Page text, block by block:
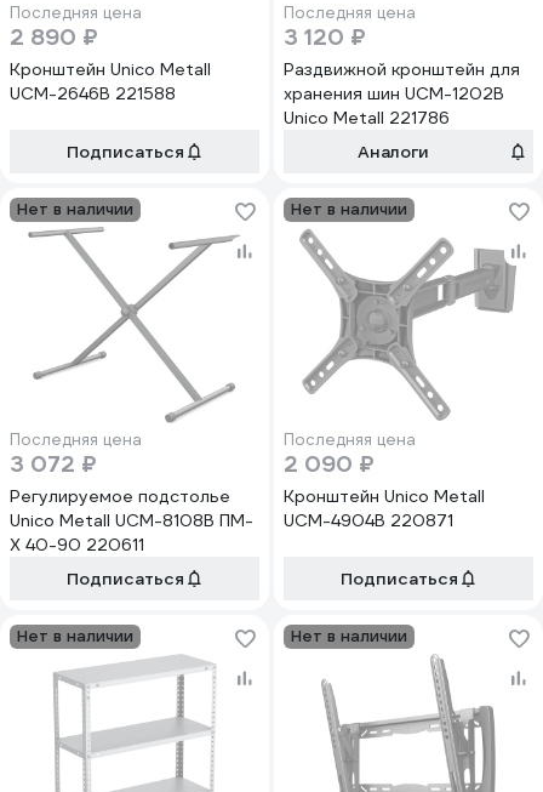
Последняя цена
2 890 ₽
Кронштейн Unico Metall
UCM-2646B 221588
Подписаться
Последняя цена
3 120 ₽
Раздвижной кронштейн для
хранения шин UCM-1202B
Unico Metall 221786
Аналоги
Нет в наличии
Последняя цена
3 072 ₽
Регулируемое подстолье
Unico Metall UCM-8108B ПМ-
Х 40-90 220611
Подписаться
Нет в наличии
Последняя цена
2 090 ₽
Кронштейн Unico Metall
UCM-4904B 220871
Подписаться
Нет в наличии Нет в наличии